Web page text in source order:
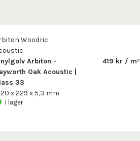
Woodric
Arbiton -
Oak Acoustic |
33
x 229 x 5,3 mm
419 kr / m²
I lager